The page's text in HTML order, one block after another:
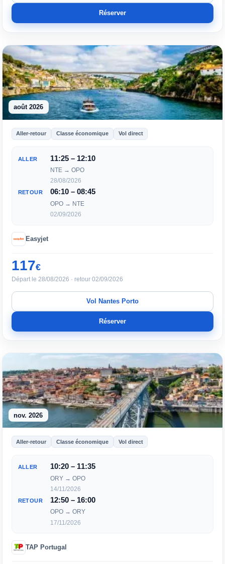
Réserver
août 2026
Aller-retour Classe économique Vol direct
ALLER 11:25 – 12:10
NTE → OPO
28/08/2026
RETOUR 06:10 – 08:45
OPO → NTE
02/09/2026
Easyjet
117€
Départ le 28/08/2026 · retour 02/09/2026
Vol Nantes Porto
Réserver
nov. 2026
Aller-retour Classe économique Vol direct
ALLER 10:20 – 11:35
ORY → OPO
14/11/2026
RETOUR 12:50 – 16:00
OPO → ORY
17/11/2026
TAP Portugal